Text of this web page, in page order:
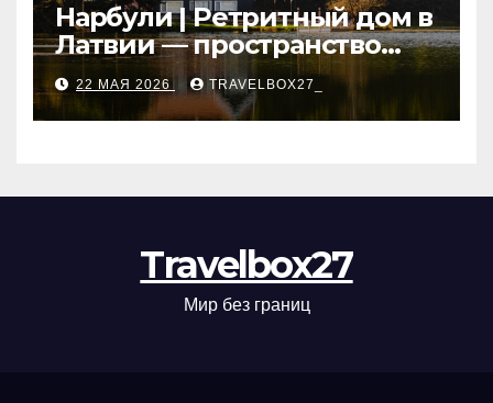
Нарбули | Ретритный дом в
Латвии — пространство
для саморазвития и
восстановления
22 МАЯ 2026 TRAVELBOX27_
Travelbox27
Мир без границ